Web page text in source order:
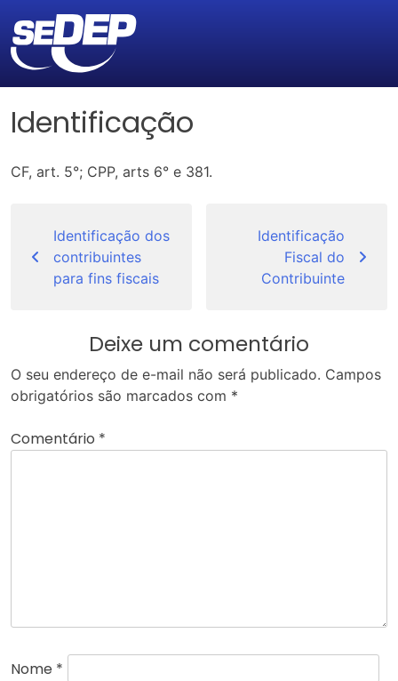
Identificação
CF, art. 5°; CPP, arts 6° e 381.
Post
Identificação dos
contribuintes
para fins fiscais
Identificação
Fiscal do
Contribuinte
Deixe um comentário
O seu endereço de e-mail não será publicado. Campos
obrigatórios são marcados com *
Comentário *
Nome *